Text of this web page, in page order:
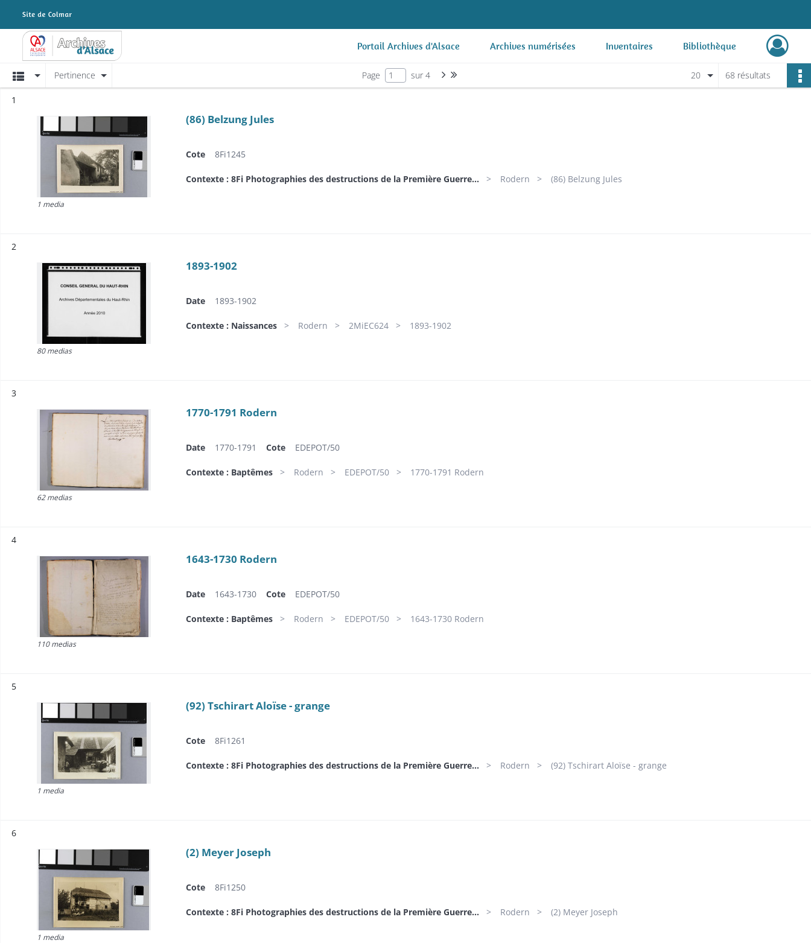
Archives Alsace - Colmar Portail Archives d'Alsace Archives numérisées Inventaires Bibliothèque
AffichagePertinence Page sur 4 Page suivante : 1/4 68 résultats
20
1
1 media
(86) Belzung Jules
Cote 8Fi1245
Contexte : 8Fi Photographies des destructions de la Première Guerre... Rodern (86) Belzung Jules
2
80 medias
1893-1902
Date 1893-1902
Contexte : Naissances Rodern 2MiEC624 1893-1902
3
62 medias
1770-1791 Rodern
Date 1770-1791 Cote EDEPOT/50
Contexte : Baptêmes Rodern EDEPOT/50 1770-1791 Rodern
4
110 medias
1643-1730 Rodern
Date 1643-1730 Cote EDEPOT/50
Contexte : Baptêmes Rodern EDEPOT/50 1643-1730 Rodern
5
1 media
(92) Tschirart Aloïse - grange
Cote 8Fi1261
Contexte : 8Fi Photographies des destructions de la Première Guerre... Rodern (92) Tschirart Aloïse - grange
6
1 media
(2) Meyer Joseph
Cote 8Fi1250
Contexte : 8Fi Photographies des destructions de la Première Guerre... Rodern (2) Meyer Joseph